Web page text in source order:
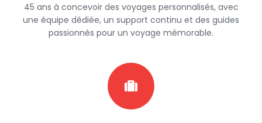
45 ans à concevoir des voyages personnalisés, avec
une équipe dédiée, un support continu et des guides
passionnés pour un voyage mémorable.